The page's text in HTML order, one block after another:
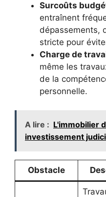
Surcoûts
entraînent
dépassements,
stricte pour
Charge de
même les
de la
personnelle.
A lire : L'immobilier
investissement
Obstacle